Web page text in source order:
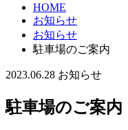
HOME
お知らせ
お知らせ
駐車場のご案内
2023.06.28 お知らせ
駐車場のご案内